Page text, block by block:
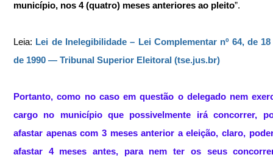
município, nos 4 (quatro) meses anteriores ao pleito”.
Leia: Lei de Inelegibilidade – Lei Complementar nº 64, de
de 1990 — Tribunal Superior Eleitoral (tse.jus.br)
Portanto, como no caso em questão o delegado nem
cargo no município que possivelmente irá concorrer,
afastar apenas com 3 meses anterior a eleição, claro,
afastar 4 meses antes, para nem ter os seus